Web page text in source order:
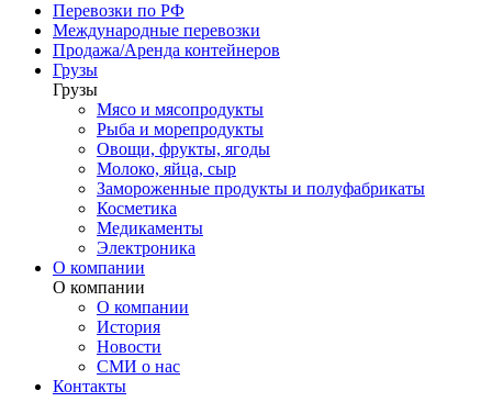
Перевозки по РФ
Международные перевозки
Продажа/Аренда контейнеров
Грузы
Грузы
Мясо и мясопродукты
Рыба и морепродукты
Овощи, фрукты, ягоды
Молоко, яйца, сыр
Замороженные продукты и полуфабрикаты
Косметика
Медикаменты
Электроника
О компании
О компании
О компании
История
Новости
СМИ о нас
Контакты